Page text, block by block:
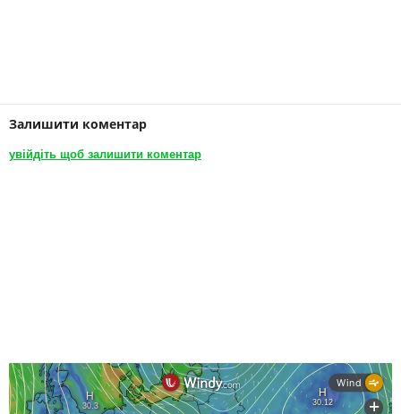
Залишити коментар
увійдіть щоб залишити коментар